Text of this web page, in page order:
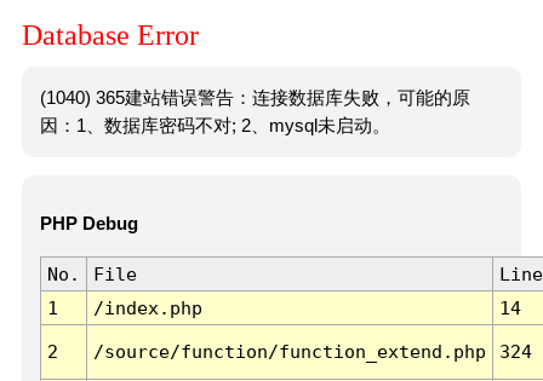
Database Error
(1040) 365建站错误警告：连接数据库失败，可能的原
因：1、数据库密码不对; 2、mysql未启动。
PHP Debug
No. File
Line
1
/index.php 14
2 /source/function/function_extend.php 324